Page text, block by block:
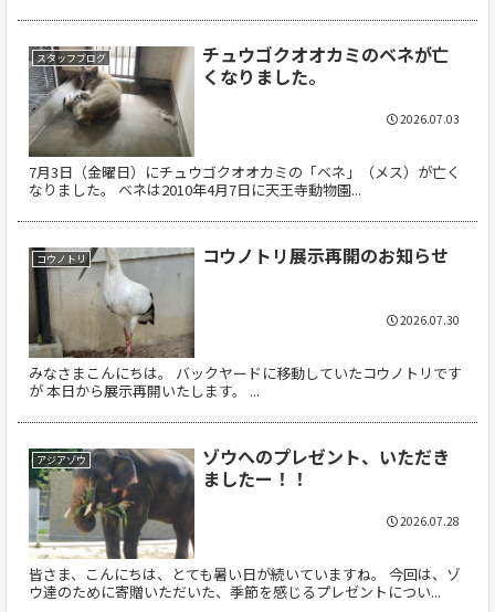
スタッフブログ
チュウゴクオオカミのベネが亡
くなりました。
7月3日（金曜日）にチュウゴクオオカミの「ベネ」（メス）が亡く
なりました。 ベネは2010年4月7日に天王寺動物園...
2026.07.03
コウノトリ コウノトリ展示再開のお知らせ
みなさまこんにちは。 バックヤードに移動していたコウノトリです
が 本日から展示再開いたします。 ...
2026.07.30
アジアゾウ
ゾウへのプレゼント、いただき
ましたー！！
皆さま、こんにちは、とても暑い日が続いていますね。 今回は、ゾ
ウ達のために寄贈いただいた、季節を感じるプレゼントについ...
2026.07.28